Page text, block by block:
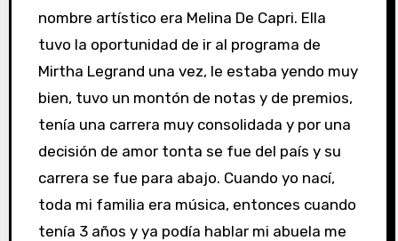
nombre artístico era Melina De Capri. Ella
tuvo la oportunidad de ir al programa de
Mirtha Legrand una vez, le estaba yendo muy
bien, tuvo un montón de notas y de premios,
tenía una carrera muy consolidada y por una
decisión de amor tonta se fue del país y su
carrera se fue para abajo. Cuando yo nací,
toda mi familia era música, entonces cuando
tenía 3 años y ya podía hablar mi abuela me